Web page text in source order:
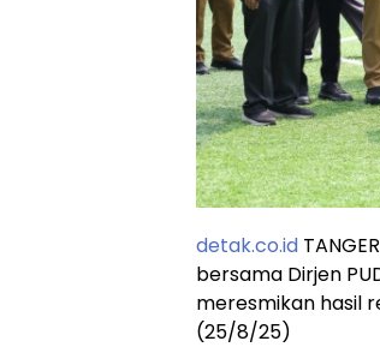
detak.co.id
bersama Dirjen
meresmikan hasil
(25/8/25)